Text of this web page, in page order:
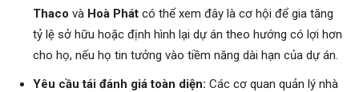
Thaco và Hoà Phát có thể xem đây là cơ hội để gia tăng
tỷ lệ sở hữu hoặc định hình lại dự án theo hướng có lợi hơn
cho họ, nếu họ tin tưởng vào tiềm năng dài hạn của dự án.
Yêu cầu tái đánh giá toàn diện: Các cơ quan quản lý nhà